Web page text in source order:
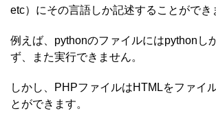
etc）にその言語しか記述することができ
例えば、pythonのファイルにはpythonし
ず、また実行できません。
しかし、PHPファイルはHTMLをファイ
とができます。